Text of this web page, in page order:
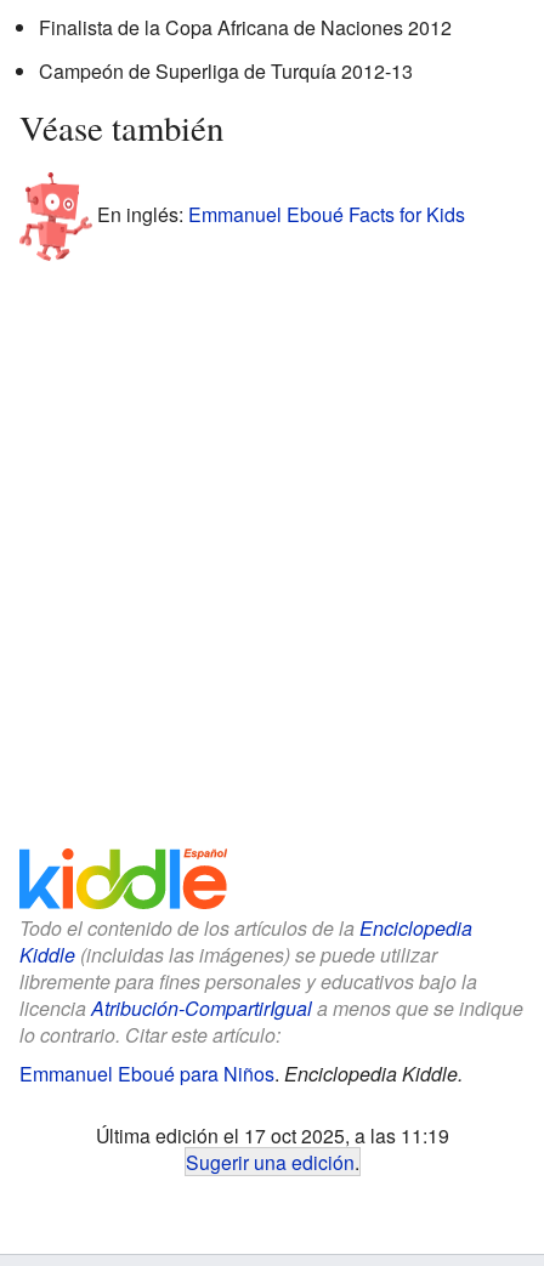
Finalista de la Copa Africana de Naciones 2012
Campeón de Superliga de Turquía 2012-13
Véase también
En inglés: Emmanuel Eboué Facts for Kids
Todo el contenido de los artículos de la Enciclopedia
Kiddle (incluidas las imágenes) se puede utilizar
libremente para fines personales y educativos bajo la
licenciaAtribución-CompartirIguala menos que se indique
lo contrario. Citar este artículo:
Emmanuel Eboué para Niños. Enciclopedia Kiddle.
Última edición el 17 oct 2025, a las 11:19
Sugerir una edición.